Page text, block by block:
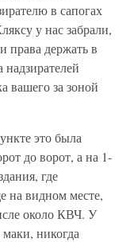
в сапогах
у нас забрали,
права держать в
надзирателей
вашего за зоной
это была
до ворот, а на 1-
где
на видном месте,
около КВЧ. У
никогда